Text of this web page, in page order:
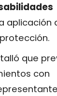
aplicación
que
con